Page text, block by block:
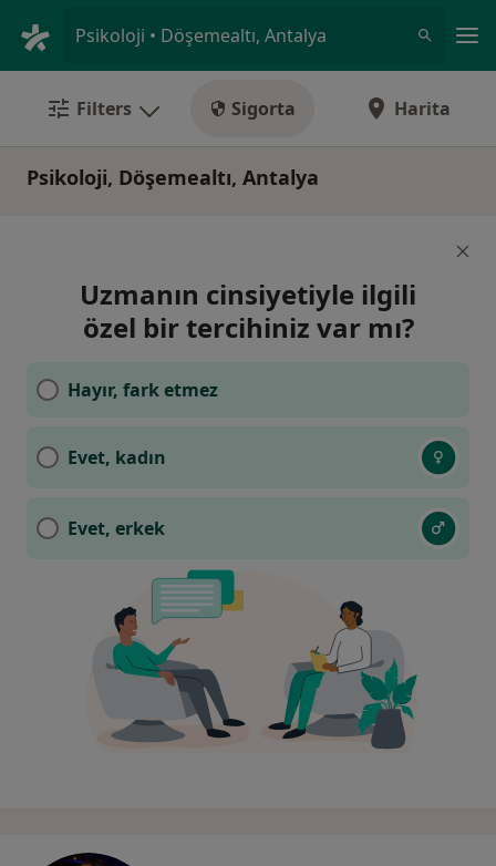
Psikoloji • Döşemealtı, Antalya
Filters Sigorta Harita
Psikoloji, Döşemealtı, Antalya
Uzmanın cinsiyetiyle ilgili
özel bir tercihiniz var mı?
Hayır, fark etmez
Evet, kadın
Evet, erkek